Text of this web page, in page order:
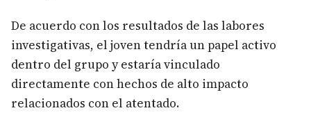
De acuerdo con los resultados de las labores
investigativas, el joven tendría un papel activo
dentro del grupo y estaría vinculado
directamente con hechos de alto impacto
relacionados con el atentado.